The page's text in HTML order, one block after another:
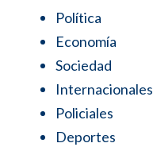
Política
Economía
Sociedad
Internacionales
Policiales
Deportes